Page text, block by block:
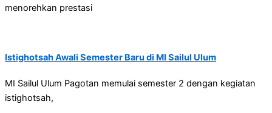
menorehkan prestasi
Istighotsah Awali Semester Baru di MI Sailul Ulum
MI Sailul Ulum Pagotan memulai semester 2 dengan kegiatan
istighotsah,